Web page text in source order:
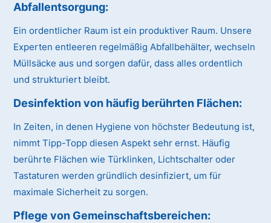
Abfallentsorgung:
Ein ordentlicher Raum ist ein produktiver Raum. Unsere
Experten entleeren regelmäßig Abfallbehälter, wechseln
Müllsäcke aus und sorgen dafür, dass alles ordentlich
und strukturiert bleibt.
Desinfektion von häufig berührten Flächen:
In Zeiten, in denen Hygiene von höchster Bedeutung ist,
nimmt Tipp-Topp diesen Aspekt sehr ernst. Häufig
berührte Flächen wie Türklinken, Lichtschalter oder
Tastaturen werden gründlich desinfiziert, um für
maximale Sicherheit zu sorgen.
Pflege von Gemeinschaftsbereichen: